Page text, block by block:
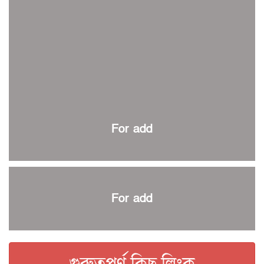
প্রথম প্যারা স্পোর্টস কার্নিভাল শুরু
স্বাধীনতা দিবস রোলার স্কেটিং কাল শুরু
স্টোকস-রুটদের ফিল্ডিং কোচ নারী দলের সারাহ
কিউট-ডিআরইউ অ্যাথলেটিকসে বাতেন প্রথম
ইসলামী বিশ্ববিদ্যালয় আন্তর্জাতিক দাবায় যদুনাথ চ্যাম্পিয়ন
For add
For add